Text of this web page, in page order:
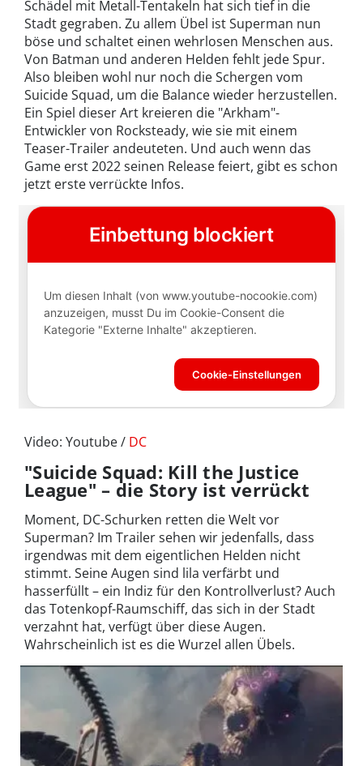
Schädel mit Metall-Tentakeln hat sich tief in die
Stadt gegraben. Zu allem Übel ist Superman nun
böse und schaltet einen wehrlosen Menschen aus.
Von Batman und anderen Helden fehlt jede Spur.
Also bleiben wohl nur noch die Schergen vom
Suicide Squad, um die Balance wieder herzustellen.
Ein Spiel dieser Art kreieren die "Arkham"-
Entwickler von Rocksteady, wie sie mit einem
Teaser-Trailer andeuteten. Und auch wenn das
Game erst 2022 seinen Release feiert, gibt es schon
jetzt erste verrückte Infos.
Video: Youtube / DC
"Suicide Squad: Kill the Justice
League" – die Story ist verrückt
Moment, DC-Schurken retten die Welt vor
Superman? Im Trailer sehen wir jedenfalls, dass
irgendwas mit dem eigentlichen Helden nicht
stimmt. Seine Augen sind lila verfärbt und
hasserfüllt – ein Indiz für den Kontrollverlust? Auch
das Totenkopf-Raumschiff, das sich in der Stadt
verzahnt hat, verfügt über diese Augen.
Wahrscheinlich ist es die Wurzel allen Übels.